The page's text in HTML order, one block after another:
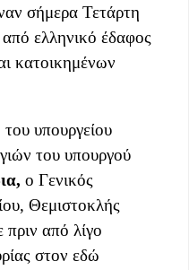
σήμερα Τετάρτη
ελληνικό έδαφος
κατοικημένων
υπουργείου
του υπουργού
ο Γενικός
Θεμιστοκλής
από λίγο
στον εδώ